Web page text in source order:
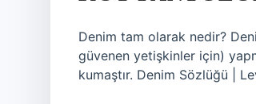
Denim tam olarak nedir?
güvenen yetişkinler için)
kumaştır. Denim Sözlüğü |